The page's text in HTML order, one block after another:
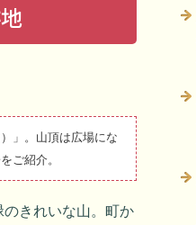
」。山頂は広場にな
ご紹介。
きれいな山。町か